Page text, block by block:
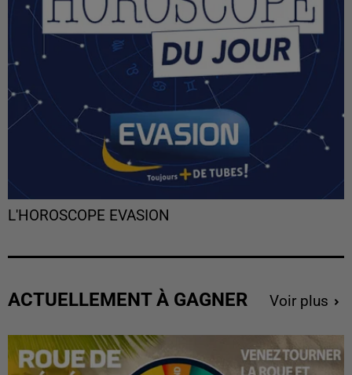
L'HOROSCOPE EVASION
ACTUELLEMENT À GAGNER Voir plus